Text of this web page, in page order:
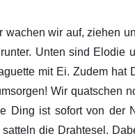
wachen wir auf, ziehen
runter. Unten sind
mit Ei. Zudem hat
Wir quatschen
Ding ist sofort von der
die Drahtesel.